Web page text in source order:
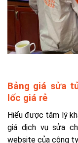
Bảng giá sửa
lốc giá rẻ
Hiểu được tâm lý
giá dịch vụ sửa
website của công